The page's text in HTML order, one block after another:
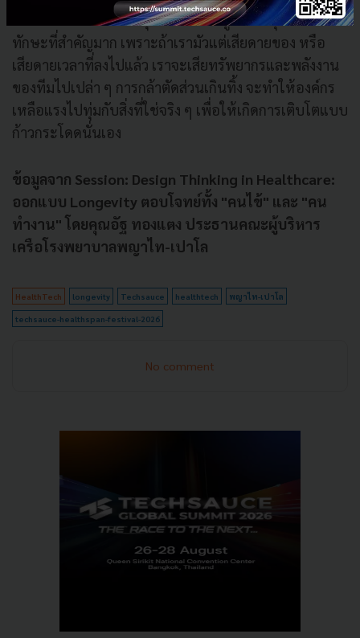
ดังนั้น ความกล้าที่จะหยุดโปรเจกต์ที่ดูแล้วไม่คุ้มค่า คือ
ทักษะที่สำคัญมาก เพราะถ้าเรามัวแต่เสียดายของ หรือ
เสียดายเวลาที่ลงไปแล้ว เราจะเสียทรัพยากรและพลังงาน
ของทีมไปเปล่า ๆ การกล้าตัดส่วนเกินทิ้ง จะทำให้องค์กร
เหลือแรงไปทุ่มกับสิ่งที่ใช่จริง ๆ เพื่อให้เกิดการเติบโตแบบ
ก้าวกระโดดนั่นเอง
ข้อมูลจาก Session: Design Thinking in Healthcare:
ออกแบบ Longevity ตอบโจทย์ทั้ง "คนไข้" และ "คน
ทำงาน" โดยคุณอัฐ ทองแตง ประธานคณะผู้บริหาร
เครือโรงพยาบาลพญาไท-เปาโล
HealthTech longevity Techsauce healthtech พญาไท-เปาโล
techsauce-healthspan-festival-2026
No comment